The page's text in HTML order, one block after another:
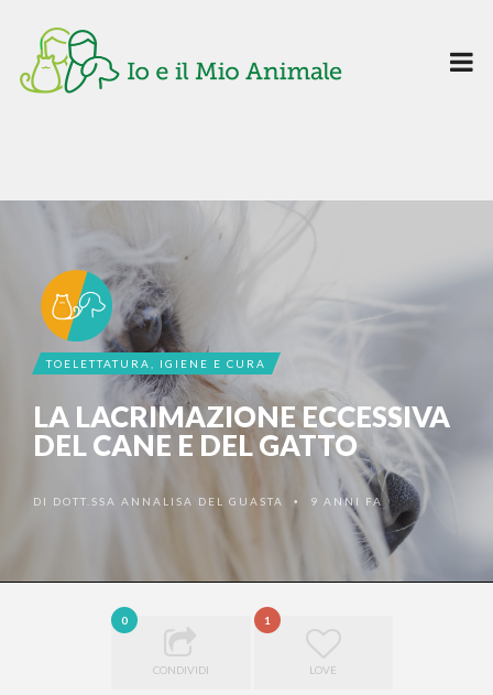
TOELETTATURA, IGIENE E CURA
LA LACRIMAZIONE ECCESSIVA
DEL CANE E DEL GATTO
DI DOTT.SSA ANNALISA DEL GUASTA • 9 ANNI FA
0
CONDIVIDI
1
LOVE